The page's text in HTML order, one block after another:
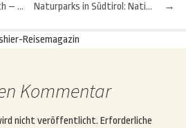
Notizen aus Bangladesch – Teil 8 →
Naturparks in Südtirol: Nationalpark Stilfser Joch und Naturpark Puez-Geisler – Teil 2
Reisemagazin
Kommentar
nicht veröffentlicht. Erforderliche